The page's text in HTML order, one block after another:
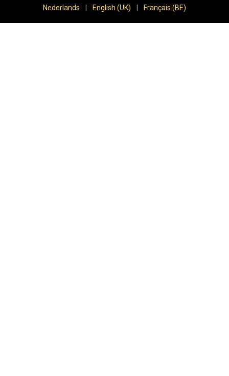
Nederlands
English (UK) Français (BE)